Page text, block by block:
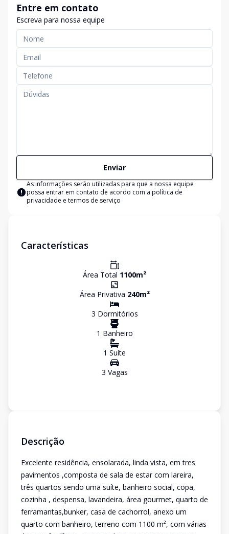
Entre em contato
Escreva para nossa equipe
Enviar
As informações serão utilizadas para que a nossa equipe
possa entrar em contato de acordo com a política de
privacidade e termos de serviço
Características
Área Total 1100m²
Área Privativa 240m²
3 Dormitórios
1 Banheiro
1 Suíte
3 Vagas
Descrição
Excelente residência, ensolarada, linda vista, em tres
pavimentos ,composta de sala de estar com lareira,
três quartos sendo uma suíte, banheiro social, copa,
cozinha , despensa, lavandeira, área gourmet, quarto de
ferramantas,bunker, casa de cachorrol, anexo um
quarto com banheiro, terreno com 1100 m², com várias